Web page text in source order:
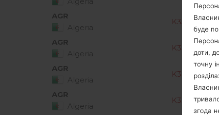
AGR
Algeria
AGR
Algeria
AGR
Algeria
AGR
Algeria
буде
доти,
точну
згода